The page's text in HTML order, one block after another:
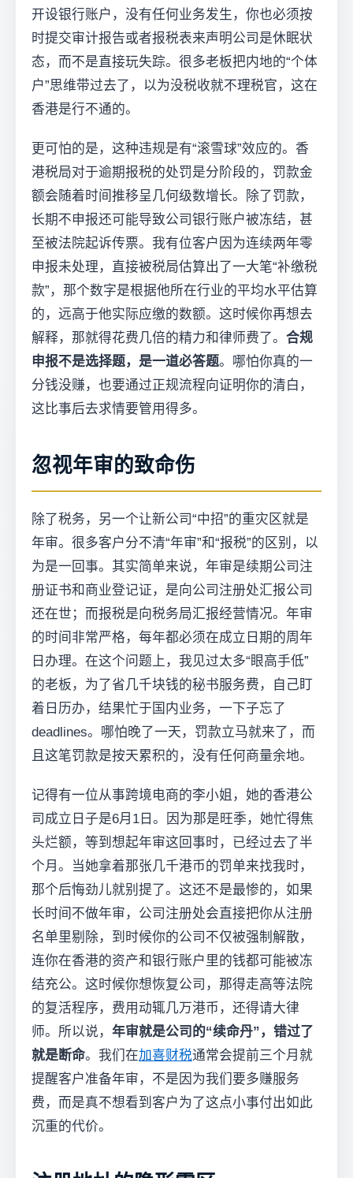
开设银行账户，没有任何业务发生，你也必须按
时提交审计报告或者报税表来声明公司是休眠状
态，而不是直接玩失踪。很多老板把内地的“个体
户”思维带过去了，以为没税收就不理税官，这在
香港是行不通的。
更可怕的是，这种违规是有“滚雪球”效应的。香
港税局对于逾期报税的处罚是分阶段的，罚款金
额会随着时间推移呈几何级数增长。除了罚款，
长期不申报还可能导致公司银行账户被冻结，甚
至被法院起诉传票。我有位客户因为连续两年零
申报未处理，直接被税局估算出了一大笔“补缴税
款”，那个数字是根据他所在行业的平均水平估算
的，远高于他实际应缴的数额。这时候你再想去
解释，那就得花费几倍的精力和律师费了。 合规
申报不是选择题，是一道必答题。哪怕你真的一
分钱没赚，也要通过正规流程向证明你的清白，
这比事后去求情要管用得多。
忽视年审的致命伤
除了税务，另一个让新公司“中招”的重灾区就是
年审。很多客户分不清“年审”和“报税”的区别，以
为是一回事。其实简单来说，年审是续期公司注
册证书和商业登记证，是向公司注册处汇报公司
还在世；而报税是向税务局汇报经营情况。年审
的时间非常严格，每年都必须在成立日期的周年
日办理。在这个问题上，我见过太多“眼高手低”
的老板，为了省几千块钱的秘书服务费，自己盯
着日历办，结果忙于国内业务，一下子忘了
deadlines。哪怕晚了一天，罚款立马就来了，而
且这笔罚款是按天累积的，没有任何商量余地。
记得有一位从事跨境电商的李小姐，她的香港公
司成立日子是6月1日。因为那是旺季，她忙得焦
头烂额，等到想起年审这回事时，已经过去了半
个月。当她拿着那张几千港币的罚单来找我时，
那个后悔劲儿就别提了。这还不是最惨的，如果
长时间不做年审，公司注册处会直接把你从注册
名单里剔除，到时候你的公司不仅被强制解散，
连你在香港的资产和银行账户里的钱都可能被冻
结充公。这时候你想恢复公司，那得走高等法院
的复活程序，费用动辄几万港币，还得请大律
师。所以说， 年审就是公司的“续命丹”，错过了
就是断命。我们在加喜财税通常会提前三个月就
提醒客户准备年审，不是因为我们要多赚服务
费，而是真不想看到客户为了这点小事付出如此
沉重的代价。